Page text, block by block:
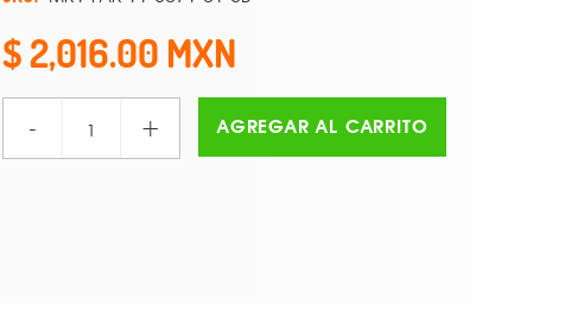
2,016.00
- + AGREGAR AL CARRITO